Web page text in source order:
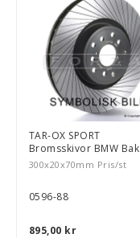
TAR-OX SPORT
Bromsskivor BMW Bak
300x20x70mm Pris/st
0596-88
895,00 kr